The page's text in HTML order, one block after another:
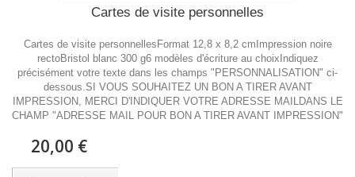
Cartes de visite personnelles
Cartes de visite personnellesFormat 12,8 x 8,2 cmImpression noire
rectoBristol blanc 300 g6 modèles d'écriture au choixIndiquez
précisément votre texte dans les champs "PERSONNALISATION" ci-
dessous.SI VOUS SOUHAITEZ UN BON A TIRER AVANT
IMPRESSION, MERCI D'INDIQUER VOTRE ADRESSE MAILDANS LE
CHAMP "ADRESSE MAIL POUR BON A TIRER AVANT IMPRESSION"
20,00 €